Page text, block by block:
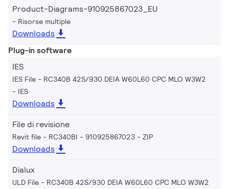
Product-Diagrams-910925867023_EU
Risorse multiple
Downloads
Plug-in software
IES
IES File - RC340B 42S/930 DEIA W60L60 CPC MLO W3W2
IES
Downloads
File di revisione
Revit file - RC340BI - 910925867023 ZIP
Downloads
Dialux
ULD File - RC340B 42S/930 DEIA W60L60 CPC MLO W3W2